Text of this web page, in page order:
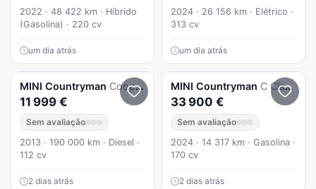
2022 · 48 422 km · Híbrido
(Gasolina) · 220 cv
um dia atrás
2024 · 26 156 km · Elétrico ·
313 cv
um dia atrás
MINI Countryman Cooper D
11 999 €
Sem avaliação
2013 · 190 000 km · Diesel ·
112 cv
2 dias atrás
MINI Countryman C Classic
33 900 €
Sem avaliação
2024 · 14 317 km · Gasolina ·
170 cv
2 dias atrás